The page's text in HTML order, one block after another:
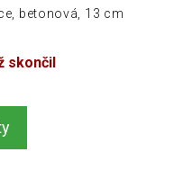
betonová, 13 cm
skončil